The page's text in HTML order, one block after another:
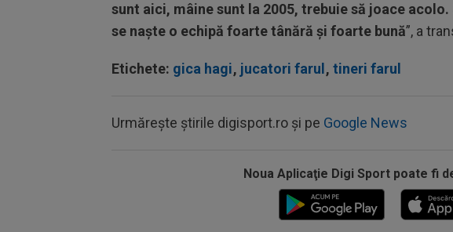
sunt aici, mâine sunt la 2005, trebuie să joace
se naște o echipă foarte tânără și foarte bună”, a
Etichete: gica hagi, jucatori farul, tineri farul
Urmărește știrile digisport.ro și pe Google News
Noua Aplicaţie Digi Sport poate fi